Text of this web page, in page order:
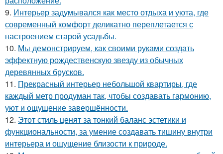
9. Интерьер задумывался как место отдыха и уюта, где
современный комфорт деликатно переплетается с
настроением старой усадьбы.
10. Мы демонстрируем, как своими руками создать
эффектную рождественскую звезду из обычных
деревянных брусков.
11. Прекрасный интерьер небольшой квартиры, где
каждый метр продуман так, чтобы создавать гармонию,
уют и ощущение завершённости.
12. Этот стиль ценят за тонкий баланс эстетики и
функциональности, за умение создавать тишину внутри
интерьера и ощущение близости к природе.